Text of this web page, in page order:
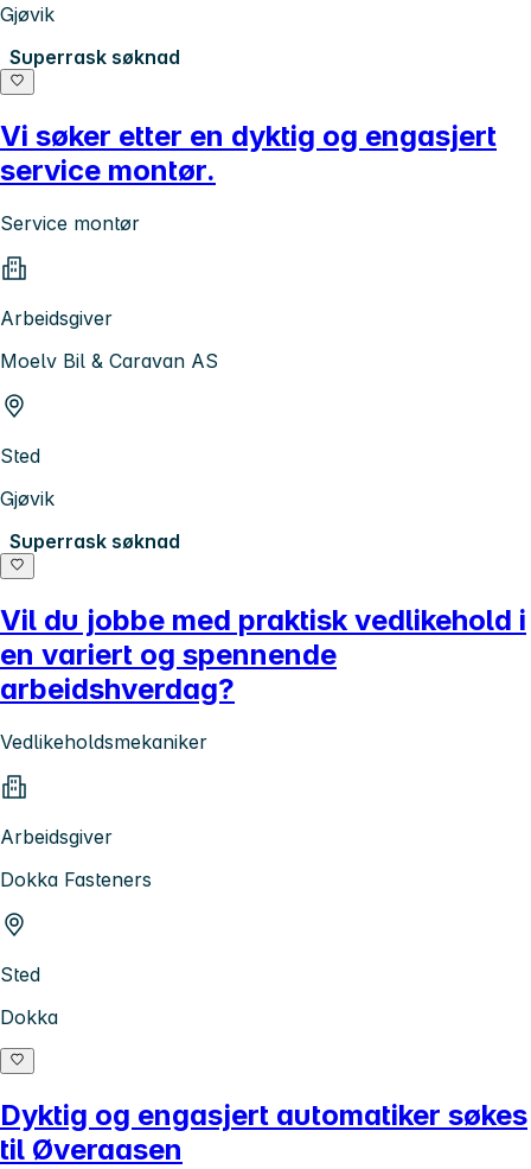
Gjøvik
Superrask søknad
Vi søker etter en dyktig og engasjert
service montør.
Service montør
Arbeidsgiver
Moelv Bil & Caravan AS
Sted
Gjøvik
Superrask søknad
Vil du jobbe med praktisk vedlikehold i
en variert og spennende
arbeidshverdag?
Vedlikeholdsmekaniker
Arbeidsgiver
Dokka Fasteners
Sted
Dokka
Dyktig og engasjert automatiker søkes
til Øveraasen